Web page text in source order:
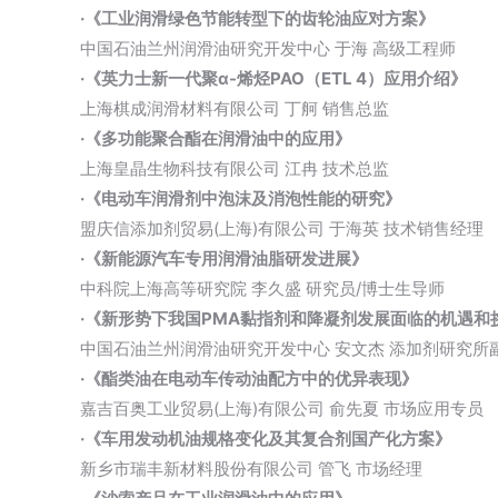
·《工业润滑绿色节能转型下的齿轮油应对方案》
中国石油兰州润滑油研究开发中心 于海 高级工程师
·《英力士新一代聚α-烯烃PAO（ETL 4）应用介绍》
上海棋成润滑材料有限公司 丁舸 销售总监
·《多功能聚合酯在润滑油中的应用》
上海皇晶生物科技有限公司 江冉 技术总监
·《电动车润滑剂中泡沫及消泡性能的研究》
盟庆信添加剂贸易(上海)有限公司 于海英 技术销售经理
·《新能源汽车专用润滑油脂研发进展》
中科院上海高等研究院 李久盛 研究员/博士生导师
·《新形势下我国PMA黏指剂和降凝剂发展面临的机遇和
中国石油兰州润滑油研究开发中心 安文杰 添加剂研究所
·《酯类油在电动车传动油配方中的优异表现》
嘉吉百奥工业贸易(上海)有限公司 俞先夏 市场应用专员
·《车用发动机油规格变化及其复合剂国产化方案》
新乡市瑞丰新材料股份有限公司 管飞 市场经理